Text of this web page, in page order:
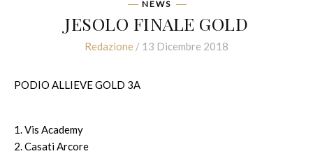
NEWS
JESOLO FINALE GOLD
Redazione / 13 Dicembre 2018
PODIO ALLIEVE GOLD 3A
1. Vis Academy
2. Casati Arcore